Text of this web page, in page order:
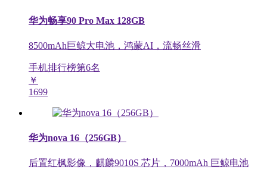
华为畅享90 Pro Max 128GB
8500mAh巨鲸大电池，鸿蒙AI，流畅丝滑
手机排行榜第6名
￥
1699
华为nova 16（256GB）
后置红枫影像，麒麟9010S 芯片，7000mAh 巨鲸电池